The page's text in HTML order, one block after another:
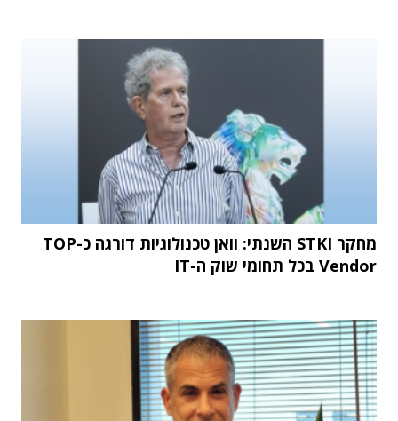
מחקר STKI השנתי: וואן טכנולוגיות דורגה כ-TOP
Vendor בכל תחומי שוק ה-IT